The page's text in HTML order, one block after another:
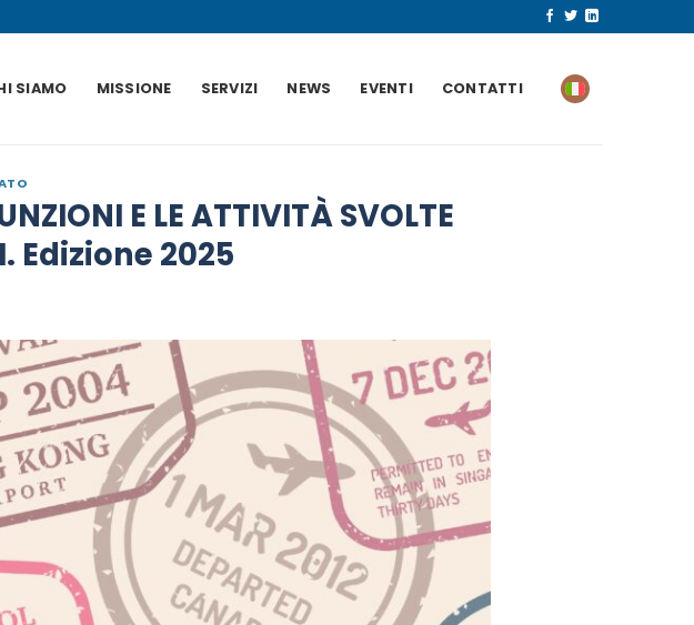
SIAMO MISSIONE SERVIZI NEWS EVENTI CONTATTI
E LE ATTIVITÀ SVOLTE
Edizione 2025